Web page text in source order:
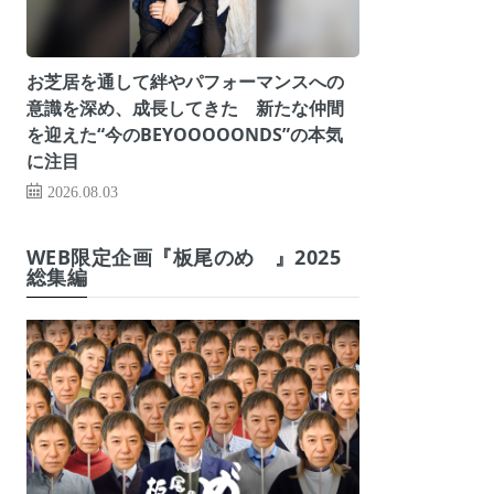
お芝居を通して絆やパフォーマンスへの
意識を深め、成長してきた 新たな仲間
を迎えた“今のBEYOOOOONDS”の本気
に注目
2026.08.03
WEB限定企画『板尾のめ゙』2025
総集編